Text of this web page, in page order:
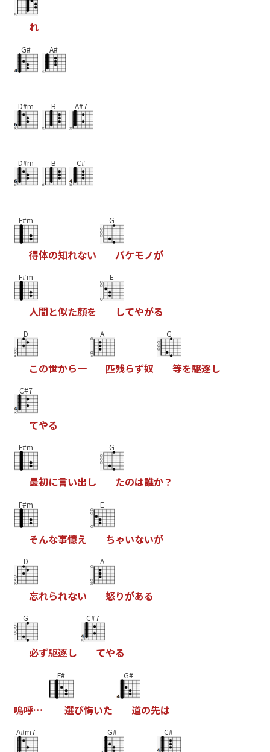
れ
G# A#
D#m B A#7
D#m B C#
F#m
得体の知れない
G
バケモノが
F#m
人間と似た顔を
E
してやがる
D
この世から一
A
匹残らず奴
G
等を駆逐し
C#7
てやる
F#m
最初に言い出し
G
たのは誰か？
F#m
そんな事憶え
E
ちゃいないが
D
忘れられない
A
怒りがある
G
必ず駆逐し
C#7
てやる
嗚呼…
F#
選び悔いた
G#
道の先は
A#m7 G# C#